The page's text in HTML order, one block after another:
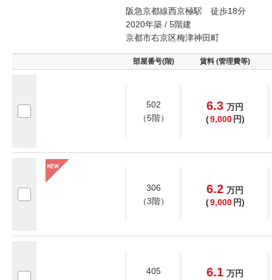
阪急京都線西京極駅 徒歩18分
2020年築 / 5階建
京都市右京区梅津神田町
部屋番号(階) 賃料 (管理費等)
502
（5階）
6.3 万円
(9,000 円)
306
（3階）
6.2 万円
(9,000 円)
405
6.1 万円